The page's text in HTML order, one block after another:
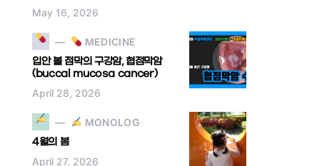
May 16, 2026
MEDICINE
입안 볼 점막의 구강암, 협점막암
(buccal mucosa cancer)
April 28, 2026
MONOLOG
4월의 봄
April 27, 2026